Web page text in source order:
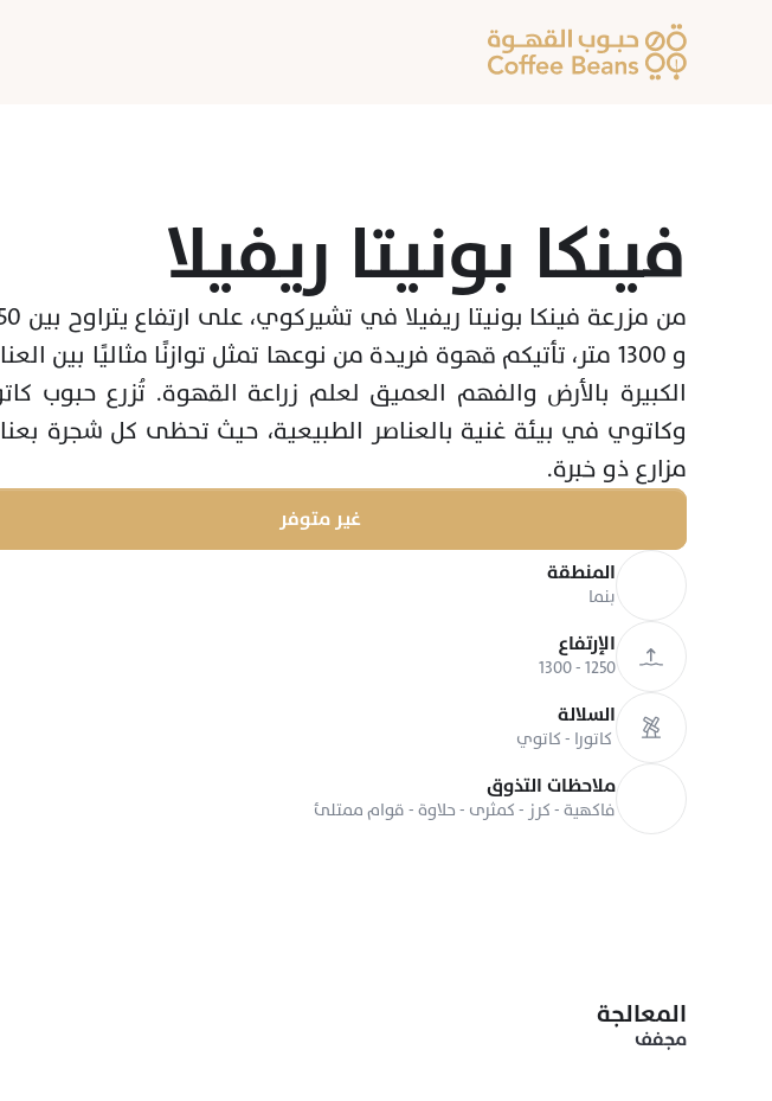
فينكا بونيتا ريفيلا
مزارع ذو خبرة.
غير متوفر
المنطقة
بنما
الإرتفاع
1250 - 1300
السلالة
ملاحظات التذوق
فاكهية - كرز - كمثرى - حلاوة - قوام ممتلئ
المعالجة
مجفف